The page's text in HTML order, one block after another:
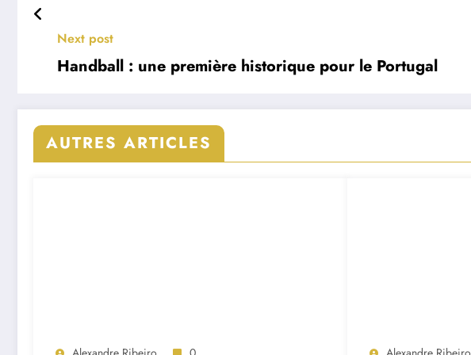
Next post
Handball : une première historique pour le Portugal
AUTRES ARTICLES